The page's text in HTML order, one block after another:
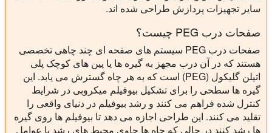
سایر تجهیزات پردازش طراحی شده اند.
صفحات درب PEG چیست؟
صفحات درب PEG سیستم های صفحه ای چند چاهی تخصصی
هستند که در آن درب مجهز به گیره ها یا پین های کوچک پلی
اتیلن گلیکول (PEG) است که به هر چاه گسترش می یابد. این
گیره ها سطحی را برای تشکیل بیوفیلم میکروبی در شرایط
کنترل شده فراهم می کنند و رشد بیوفیلم در دنیای واقعی را
تقلید می کنند. این طراحی اجازه می دهد تا بیوفیلم ها روی گیره
ها رشد کنند در حالی که چاه ها حاوی محیط های رشد یا عوامل